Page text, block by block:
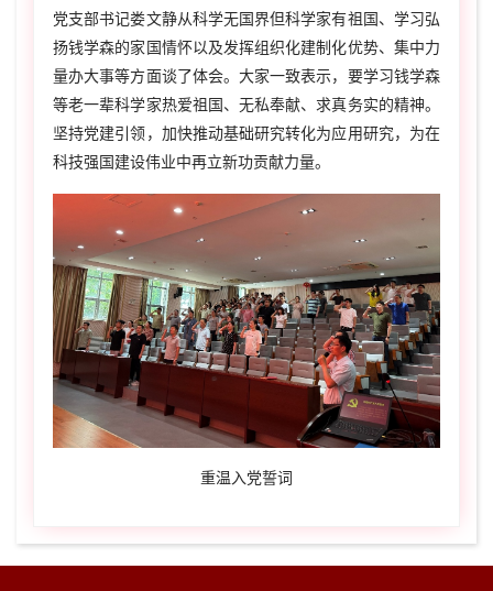
党支部书记娄文静从科学无国界但科学家有祖国、学习弘
扬钱学森的家国情怀以及发挥组织化建制化优势、集中力
量办大事等方面谈了体会。大家一致表示，要学习钱学森
等老一辈科学家热爱祖国、无私奉献、求真务实的精神。
坚持党建引领，加快推动基础研究转化为应用研究，为在
科技强国建设伟业中再立新功贡献力量。
重温入党誓词